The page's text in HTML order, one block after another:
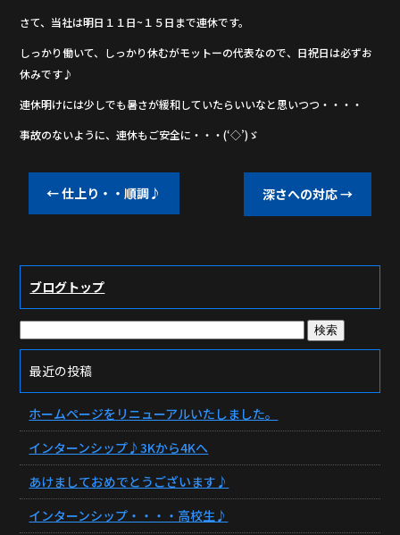
さて、当社は明日１１日~１５日まで連休です。
しっかり働いて、しっかり休むがモットーの代表なので、日祝日は必ずお
休みです♪
連休明けには少しでも暑さが緩和していたらいいなと思いつつ・・・・
事故のないように、連休もご安全に・・・(‘◇’)ゞ
←仕上り・・順調♪ 深さへの対応→
ブログトップ
最近の投稿
ホームページをリニューアルいたしました。
インターンシップ♪3Kから4Kへ
あけましておめでとうございます♪
インターンシップ・・・・高校生♪